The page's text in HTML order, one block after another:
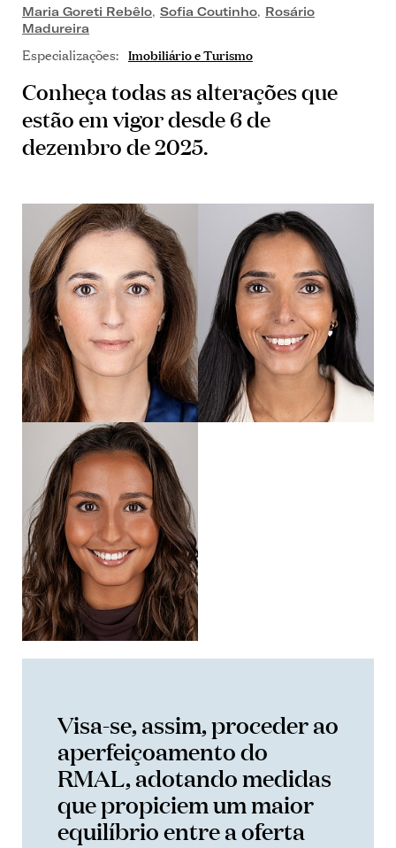
Maria Goreti Rebêlo, Sofia Coutinho, Rosário
Madureira
Especializações: Imobiliário e Turismo
Conheça todas as alterações que
estão em vigor desde 6 de
dezembro de 2025.
Visa-se, assim, proceder ao
aperfeiçoamento do
RMAL, adotando medidas
que propiciem um maior
equilíbrio entre a oferta